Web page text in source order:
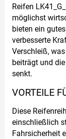
Reifen
möglichst
bieten ein
verbesserte
Verschleiß,
beiträgt und
senkt.
VORTEILE
Diese
einschließlich
Fahrsicherheit